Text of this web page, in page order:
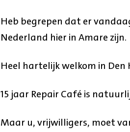
Heb begrepen dat er
Nederland hier in Amare zijn.
Heel hartelijk welkom in Den
15 jaar Repair Café is
Maar u, vrijwilligers, moet